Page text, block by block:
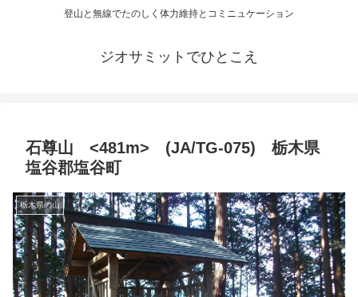
登山と無線でたのしく体力維持とコミニュケーション
ジオサミットでひとこえ
石尊山 <481m> (JA/TG-075) 栃木県
塩谷郡塩谷町
栃木県の山